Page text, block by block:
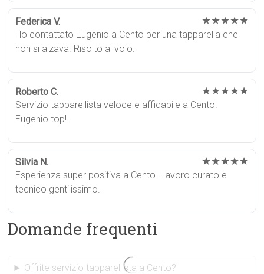
Federica V. ★★★★★
Ho contattato Eugenio a Cento per una tapparella che
non si alzava. Risolto al volo.
Roberto C. ★★★★★
Servizio tapparellista veloce e affidabile a Cento.
Eugenio top!
Silvia N. ★★★★★
Esperienza super positiva a Cento. Lavoro curato e
tecnico gentilissimo.
Domande frequenti
Offrite servizio tapparellista a Cento?